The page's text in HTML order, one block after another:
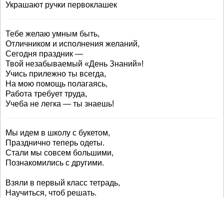
Украшают ручки первоклашек
Тебе желаю умным быть,
Отличником и исполнения желаний,
Сегодня праздник —
Твой незабываемый «День Знаний»!
Учись прилежно ты всегда,
На мою помощь полагаясь,
Работа требует труда,
Учеба не легка — ты знаешь!
Мы идем в школу с букетом,
Празднично теперь одеты.
Стали мы совсем большими,
Познакомились с другими.
Взяли в первый класс тетрадь,
Научиться, чтоб решать.